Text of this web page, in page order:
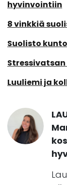
hyvinvointiin
8 vinkkiä
Suolisto
Luuliemi ja